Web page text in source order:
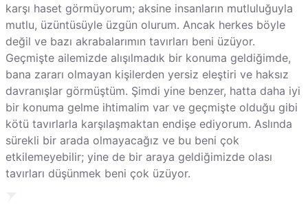
karşı haset görmüyorum; aksine insanların mutluluğuyla
mutlu, üzüntüsüyle üzgün olurum. Ancak herkes böyle
değil ve bazı akrabalarımın tavırları beni üzüyor.
Geçmişte ailemizde alışılmadık bir konuma geldiğimde,
bana zararı olmayan kişilerden yersiz eleştiri ve haksız
davranışlar görmüştüm. Şimdi yine benzer, hatta daha iyi
bir konuma gelme ihtimalim var ve geçmişte olduğu gibi
kötü tavırlarla karşılaşmaktan endişe ediyorum. Aslında
sürekli bir arada olmayacağız ve bu beni çok
etkilemeyebilir; yine de bir araya geldiğimizde olası
tavırları düşünmek beni çok üzüyor.